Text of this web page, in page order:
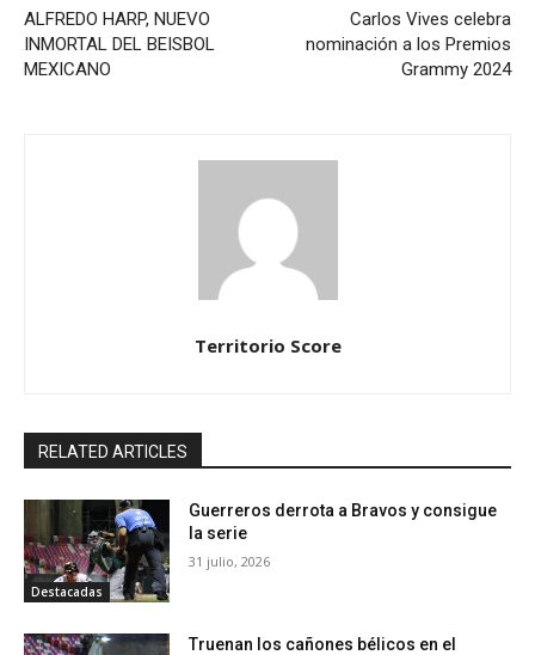
ALFREDO HARP, NUEVO
INMORTAL DEL BEISBOL
MEXICANO
Carlos Vives celebra
nominación a los Premios
Grammy 2024
Territorio Score
RELATED ARTICLES
Destacadas
Guerreros derrota a Bravos y consigue
la serie
31 julio, 2026
Truenan los cañones bélicos en el